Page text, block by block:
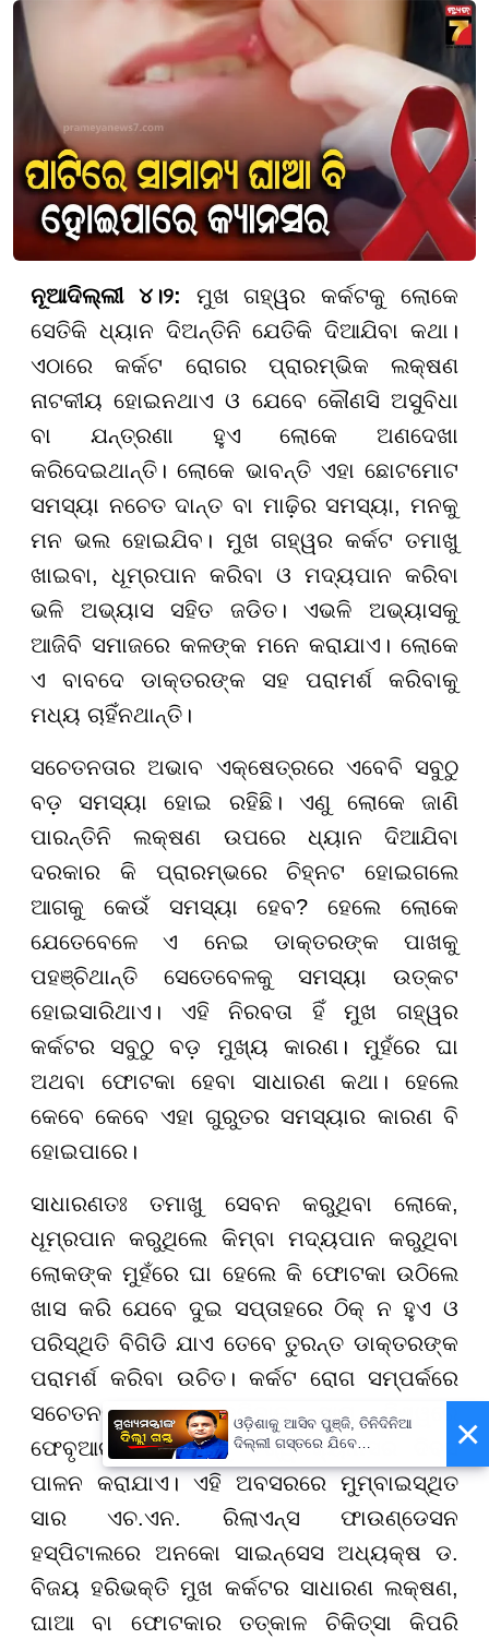
ନୂଆଦିଲ୍ଲୀ ୪।୨: ମୁଖ ଗହ୍ୱର କର୍କଟକୁ ଲୋକେ
ସେତିକି ଧ୍ୟାନ ଦିଅନ୍ତିନି ଯେତିକି ଦିଆଯିବା କଥା।
ଏଠାରେ କର୍କଟ ରୋଗର ପ୍ରାରମ୍ଭିକ ଲକ୍ଷଣ
ନାଟକୀୟ ହୋଇନଥାଏ ଓ ଯେବେ କୌଣସି ଅସୁବିଧା
ବା ଯନ୍ତ୍ରଣା ହୁଏ ଲୋକେ ଅଣଦେଖା
କରିଦେଇଥାନ୍ତି। ଲୋକେ ଭାବନ୍ତି ଏହା ଛୋଟମୋଟ
ସମସ୍ୟା ନଚେତ ଦାନ୍ତ ବା ମାଢ଼ିର ସମସ୍ୟା, ମନକୁ
ମନ ଭଲ ହୋଇଯିବ। ମୁଖ ଗହ୍ୱର କର୍କଟ ତମାଖୁ
ଖାଇବା, ଧୂମ୍ରପାନ କରିବା ଓ ମଦ୍ୟପାନ କରିବା
ଭଳି ଅଭ୍ୟାସ ସହିତ ଜଡିତ। ଏଭଳି ଅଭ୍ୟାସକୁ
ଆଜିବି ସମାଜରେ କଳଙ୍କ ମନେ କରାଯାଏ। ଲୋକେ
ଏ ବାବଦେ ଡାକ୍ତରଙ୍କ ସହ ପରାମର୍ଶ କରିବାକୁ
ମଧ୍ୟ ଚାହିଁନଥାନ୍ତି।
ସଚେତନତାର ଅଭାବ ଏକ୍ଷେତ୍ରରେ ଏବେବି ସବୁଠୁ
ବଡ଼ ସମସ୍ୟା ହୋଇ ରହିଛି। ଏଣୁ ଲୋକେ ଜାଣି
ପାରନ୍ତିନି ଲକ୍ଷଣ ଉପରେ ଧ୍ୟାନ ଦିଆଯିବା
ଦରକାର କି ପ୍ରାରମ୍ଭରେ ଚିହ୍ନଟ ହୋଇଗଲେ
ଆଗକୁ କେଉଁ ସମସ୍ୟା ହେବ? ହେଲେ ଲୋକେ
ଯେତେବେଳେ ଏ ନେଇ ଡାକ୍ତରଙ୍କ ପାଖକୁ
ପହଞ୍ଚିଥାନ୍ତି ସେତେବେଳକୁ ସମସ୍ୟା ଉତ୍କଟ
ହୋଇସାରିଥାଏ। ଏହି ନିରବତା ହିଁ ମୁଖ ଗହ୍ୱର
କର୍କଟର ସବୁଠୁ ବଡ଼ ମୁଖ୍ୟ କାରଣ। ମୁହଁରେ ଘା
ଅଥବା ଫୋଟକା ହେବା ସାଧାରଣ କଥା। ହେଲେ
କେବେ କେବେ ଏହା ଗୁରୁତର ସମସ୍ୟାର କାରଣ ବି
ହୋଇପାରେ।
ସାଧାରଣତଃ ତମାଖୁ ସେବନ କରୁଥିବା ଲୋକେ,
ଧୂମ୍ରପାନ କରୁଥିଲେ କିମ୍ବା ମଦ୍ୟପାନ କରୁଥିବା
ଲୋକଙ୍କ ମୁହଁରେ ଘା ହେଲେ କି ଫୋଟକା ଉଠିଲେ
ଖାସ କରି ଯେବେ ଦୁଇ ସପ୍ତାହରେ ଠିକ୍ ନ ହୁଏ ଓ
ପରିସ୍ଥିତି ବିଗିଡି ଯାଏ ତେବେ ତୁରନ୍ତ ଡାକ୍ତରଙ୍କ
ପରାମର୍ଶ କରିବା ଉଚିତ। କର୍କଟ ରୋଗ ସମ୍ପର୍କରେ
ସଚେତନତା ସୃଷ୍ଟି କରିବାକୁ ସାରା ବିଶ୍ୱରେ
ଫେବୃଆରୀ ୪ ତାରିଖକୁ ବିଶ୍ୱ କ୍ୟାନସର ଦିବସ
ପାଳନ କରାଯାଏ। ଏହି ଅବସରରେ ମୁମ୍ବାଇସ୍ଥିତ
ସାର ଏଚ.ଏନ. ରିଲାଏନ୍ସ ଫାଉଣ୍ଡେସନ
ହସ୍ପିଟାଲରେ ଅନକୋ ସାଇନ୍ସେସ ଅଧ୍ୟକ୍ଷ ଡ.
ବିଜୟ ହରିଭକ୍ତି ମୁଖ କର୍କଟର ସାଧାରଣ ଲକ୍ଷଣ,
ଘାଆ ବା ଫୋଟକାର ତତ୍କାଳ ଚିକିତ୍ସା କିପରି
×
ଓଡ଼ିଶାକୁ ଆସିବ ପୁଞ୍ଜି, ତିନିଦିନିଆ
ଦିଲ୍ଲୀ ଗସ୍ତରେ ଯିବେ
ମୁଖ୍ୟମନ୍ତ୍ରୀ ମୋହନ ମାଝୀ